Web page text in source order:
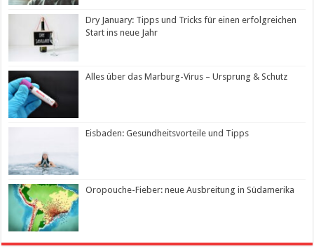
Dry January: Tipps und Tricks für einen erfolgreichen
Start ins neue Jahr
Alles über das Marburg-Virus – Ursprung & Schutz
Eisbaden: Gesundheitsvorteile und Tipps
Oropouche-Fieber: neue Ausbreitung in Südamerika